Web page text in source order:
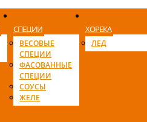
СПЕЦИИ
ВЕСОВЫЕ
СПЕЦИИ
ФАСОВАННЫЕ
СПЕЦИИ
СОУСЫ
ЖЕЛЕ
ХОРЕКА
ЛЕД